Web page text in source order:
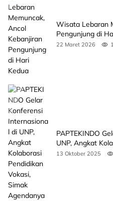
Wisata Lebaran
Pengunjung di
22 Maret 2026
PAPTEKINDO
UNP, Angkat
Agendanya
13 Oktober 2025